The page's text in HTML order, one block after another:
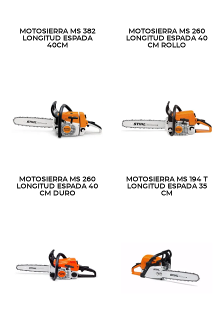
MOTOSIERRA MS 382
LONGITUD ESPADA
40CM
MOTOSIERRA MS 260
LONGITUD ESPADA 40
CM ROLLO
MOTOSIERRA MS 260
LONGITUD ESPADA 40
CM DURO
MOTOSIERRA MS 194 T
LONGITUD ESPADA 35
CM